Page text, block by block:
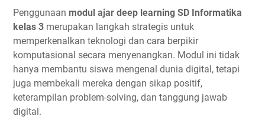
Penggunaan modul ajar deep learning SD Informatika
kelas 3 merupakan langkah strategis untuk
memperkenalkan teknologi dan cara berpikir
komputasional secara menyenangkan. Modul ini tidak
hanya membantu siswa mengenal dunia digital, tetapi
juga membekali mereka dengan sikap positif,
keterampilan problem-solving, dan tanggung jawab
digital.